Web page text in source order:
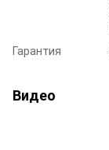
Гарантия
Видео